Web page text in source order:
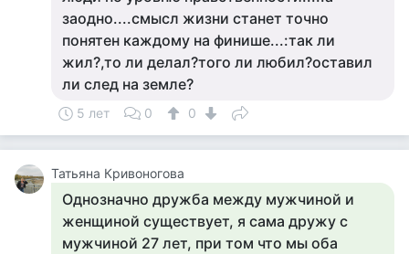
заодно....смысл жизни станет точно
понятен каждому на финише...:так ли
жил?,то ли делал?того ли любил?оставил
ли след на земле?
5 лет 0 0
Татьяна Кривоногова
Однозначно дружба между мужчиной и
женщиной существует, я сама дружу с
мужчиной 27 лет, при том что мы оба